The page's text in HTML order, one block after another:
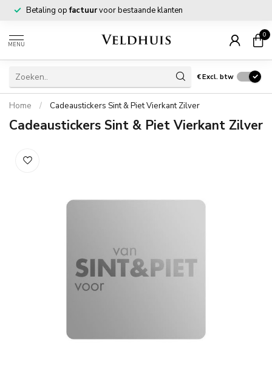
Betaling opfactuurvoor bestaande klanten
MENU
0
€Excl. btw
Home / Cadeaustickers Sint & Piet Vierkant Zilver
Cadeaustickers Sint & Piet Vierkant Zilver